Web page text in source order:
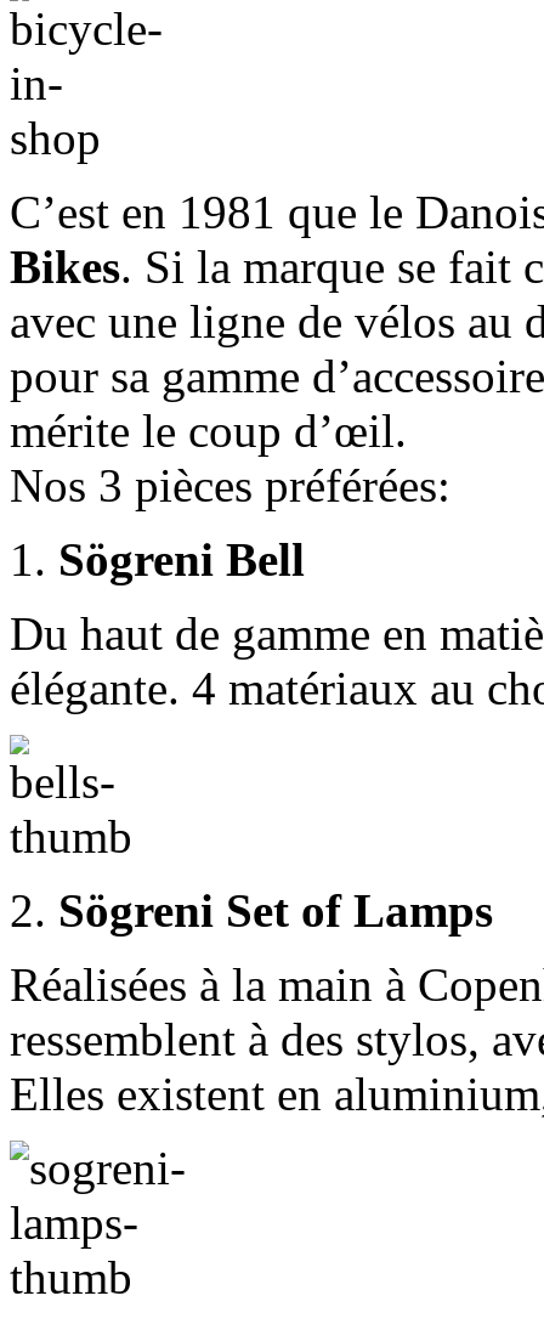
C’est en 1981 que le
Bikes. Si la marque se fait
avec une ligne de vélos au
pour sa gamme
mérite le coup d’œil.
Nos 3 pièces préférées:
1. Sögreni Bell
Du haut de gamme en
élégante. 4 matériaux au
2. Sögreni Set of Lamps
Réalisées à la main à
ressemblent à des stylos,
Elles existent en